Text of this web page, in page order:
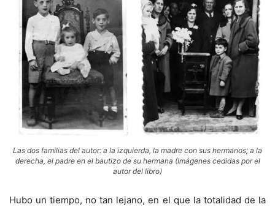
Las dos familias del autor: a la izquierda, la madre con sus hermanos; a la
derecha, el padre en el bautizo de su hermana (Imágenes cedidas por el
autor del libro)
Hubo un tiempo, no tan lejano, en el que la totalidad de la